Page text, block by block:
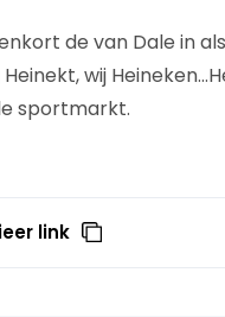
de van Dale in
wij
sportmarkt.
link